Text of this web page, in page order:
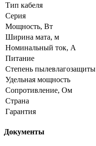
Тип кабеля
Серия
Мощность, Вт
Ширина мата, м
Номинальный ток, А
Питание
Степень пылевлагозащиты
Удельная мощность
Сопротивление, Ом
Страна
Гарантия
Документы